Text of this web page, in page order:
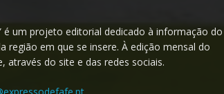
é um projeto editorial dedicado à informação do
região em que se insere. À edição mensal do
através do site e das redes sociais.